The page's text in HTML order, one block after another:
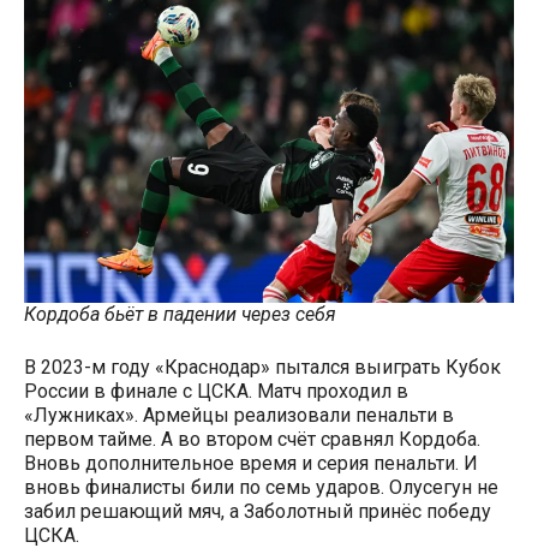
Кордоба бьёт в падении через себя
В 2023-м году «Краснодар» пытался выиграть Кубок
России в финале с ЦСКА. Матч проходил в
«Лужниках». Армейцы реализовали пенальти в
первом тайме. А во втором счёт сравнял Кордоба.
Вновь дополнительное время и серия пенальти. И
вновь финалисты били по семь ударов. Олусегун не
забил решающий мяч, а Заболотный принёс победу
ЦСКА.